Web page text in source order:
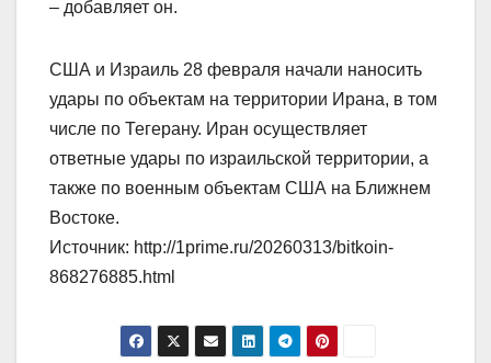
– добавляет он.
США и Израиль 28 февраля начали наносить
удары по объектам на территории Ирана, в том
числе по Тегерану. Иран осуществляет
ответные удары по израильской территории, а
также по военным объектам США на Ближнем
Востоке.
Источник: http://1prime.ru/20260313/bitkoin-
868276885.html